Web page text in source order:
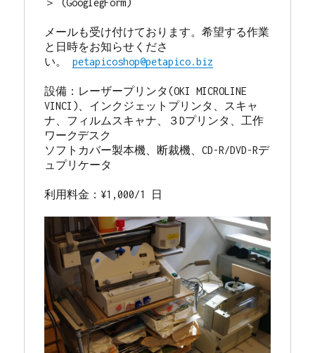
＞ (GooglegForm)
メールも受け付けております。希望する作業
と日時をお知らせくださ
い。 petapicoshop@petapico.biz
設備：レーザープリンタ(OKI MICROLINE
VINCI)、インクジェットプリンタ、スキャ
ナ、フィルムスキャナ
３Dプリンタ、 工作
ワークデスク
ソフトカバー製本機、断裁機、CD-R/DVD-Rデ
ュプリケータ
利用料金：¥1,000/1 日